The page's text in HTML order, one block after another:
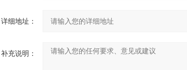
详细地址：
补充说明：